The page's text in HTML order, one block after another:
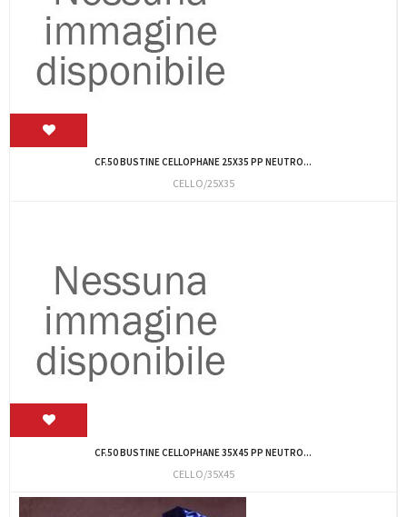
CF.50 BUSTINE CELLOPHANE 25X35 PP NEUTRO...
CELLO/25X35
CF.50 BUSTINE CELLOPHANE 35X45 PP NEUTRO...
CELLO/35X45